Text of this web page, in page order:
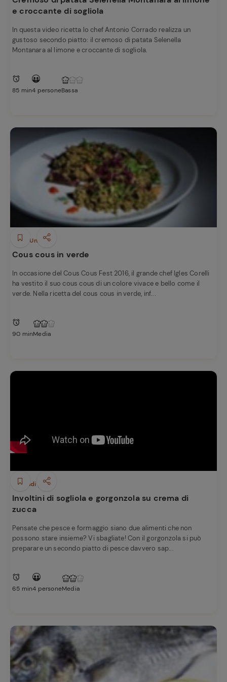
e croccante di sogliola
In questa video ricetta lo chef Antonio Corrado realizza un
gustoso secondo piatto: il cremoso di patata Selenella
Montanara al limone e croccante di sogliola.
85 min4 personeBassa
Piatti Unici
Cous cous in verde
In occasione del Cous Cous Fest 2016, il grande chef Igles Corelli
ha vestito il suo cous cous di un colore vivace e bello come il
verde. Nella ricetta del cous cous in verde, inf...
90 minMedia
Secondi piatti
Involtini di sogliola e gorgonzola su crema di
zucca
Pensate che pesce e formaggio siano due alimenti che non
possono stare insieme? Vi sbagliate! Con il gorgonzola si può
preparare un secondo piatto di pesce davvero sap...
65 min4 personeMedia
Ricette
preferite